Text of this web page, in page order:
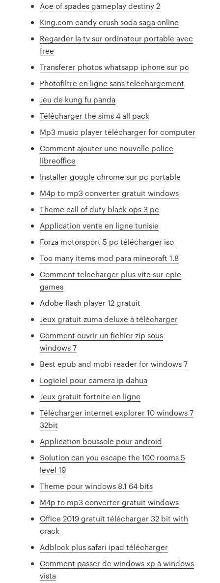
Ace of spades gameplay destiny 2
King.com candy crush soda saga online
Regarder la tv sur ordinateur portable avec
free
Transferer photos whatsapp iphone sur pc
Photofiltre en ligne sans telechargement
Jeu de kung fu panda
Télécharger the sims 4 all pack
Mp3 music player télécharger for computer
Comment ajouter une nouvelle police
libreoffice
Installer google chrome sur pc portable
M4p to mp3 converter gratuit windows
Theme call of duty black ops 3 pc
Application vente en ligne tunisie
Forza motorsport 5 pc télécharger iso
Too many items mod para minecraft 1.8
Comment telecharger plus vite sur epic
games
Adobe flash player 12 gratuit
Jeux gratuit zuma deluxe à télécharger
Comment ouvrir un fichier zip sous
windows 7
Best epub and mobi reader for windows 7
Logiciel pour camera ip dahua
Jeux gratuit fortnite en ligne
Télécharger internet explorer 10 windows 7
32bit
Application boussole pour android
Solution can you escape the 100 rooms 5
level 19
Theme pour windows 8.1 64 bits
M4p to mp3 converter gratuit windows
Office 2019 gratuit télécharger 32 bit with
crack
Adblock plus safari ipad télécharger
Comment passer de windows xp à windows
vista